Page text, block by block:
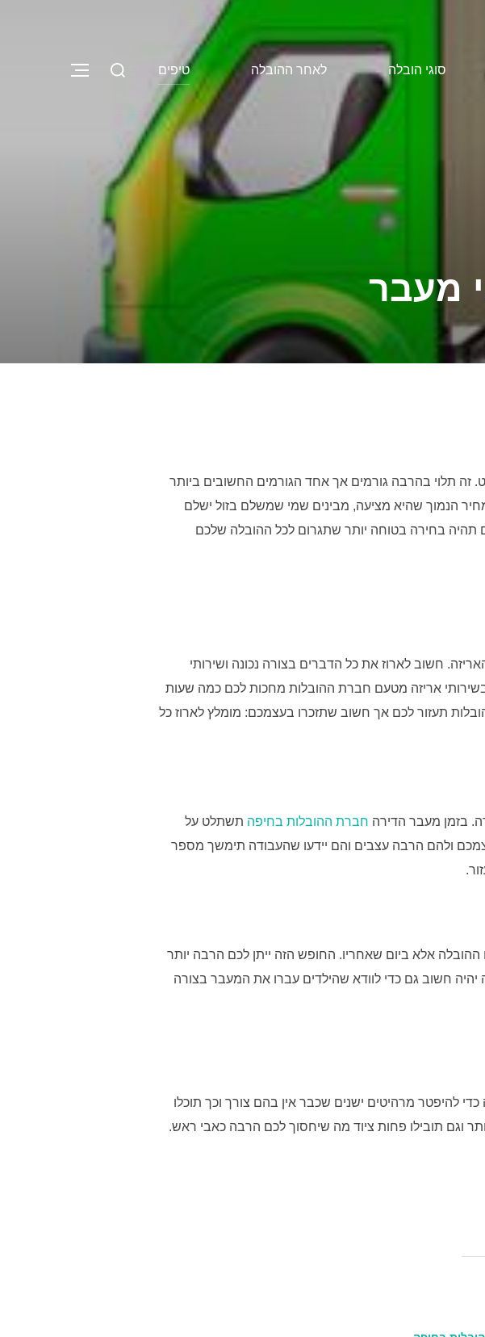
סוגי הובלה לאחר ההובלה טיפים
Search
מעבר
זה תלוי בהרבה גורמים אך אחד הגורמים החשובים ביותר
הנמוך שהיא מציעה, מבינים שמי שמשלם בזול ישלם
בחירה בטוחה יותר שתגרום לכל ההובלה שלכם
חשוב לארוז את כל הדברים בצורה נכונה ושירותי
אריזה מטעם חברת ההובלות מחכות לכם כמה שעות
תעזור לכם אך חשוב שתזכרו בעצמכם: מומלץ לארוז כל
בזמן מעבר הדירה חברת ההובלות בחיפה תשתלט על
ולהם הרבה עצבים והם יידעו שהעבודה תימשך מספר
ההובלה אלא ביום שאחריו. החופש הזה ייתן לכם הרבה יותר
חשוב גם כדי לוודא שהילדים עברו את המעבר בצורה
להיפטר מרהיטים ישנים שכבר אין בהם צורך וכך תוכלו
וגם תובילו פחות ציוד מה שיחסוך לכם הרבה כאבי ראש.